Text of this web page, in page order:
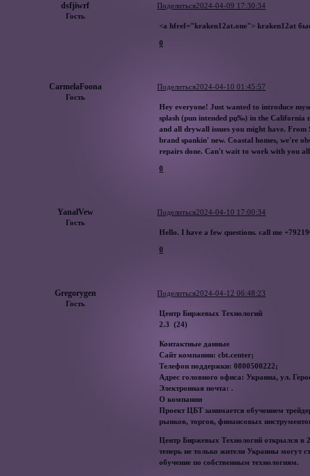
Поделиться2024-04-09 17:30:34
dsfjiwrf
Гость
<a hfref="kraken12at.one"> kraken12at
0
Поделиться2024-04-10 01:45:57
CarmelaFoona
Гость
Hey everyone! Just wanted to introduce
splash (pun intended рџ‰) in the
and all drywall issues you might have.
brand spankin' new. Coastal homes, we're
repairs done. Can't wait to work with you
0
Поделиться2024-04-10 17:00:34
YanalVew
Гость
Hello. I have a few questions. call me
0
Поделиться2024-04-12 06:48:23
Gregorygen
Гость
Центр Биржевых Технологий
2.3 (24)
Контактные данные
Сайт компании: cbt.center;
Телефон поддержки: 0800500222;
Адрес головного офиса: Украина, ул.
Электронная почта: .
О компании
Проект ЦБТ занимается обучением
рынков, торгов, финансовых
Центр Биржевых Технологий открылся в
теперь не только жители Украины могут
обучение по собственным технологиям.